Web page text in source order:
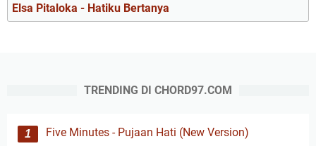
Elsa Pitaloka - Hatiku Bertanya
TRENDING DI CHORD97.COM
Five Minutes - Pujaan Hati (New Version)